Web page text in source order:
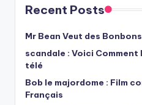
Recent Posts
Mr Bean Veut des
scandale : Voici Comment
télé
Bob le majordome : Film
Français